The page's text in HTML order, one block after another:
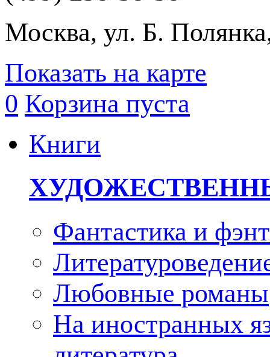
Москва, ул. Б.
Показать на карте
0 Корзина пуста
Книги
Фантастика и
Любовные романы
На иностранных